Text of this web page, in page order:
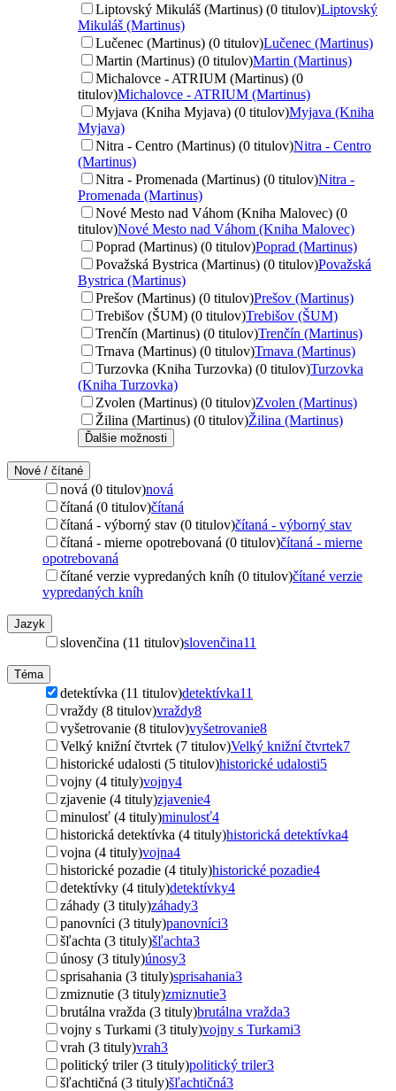
Liptovský Mikuláš (Martinus) (0 titulov)Liptovský
Mikuláš (Martinus)
Lučenec (Martinus) (0 titulov)Lučenec (Martinus)
Martin (Martinus) (0 titulov)Martin (Martinus)
Michalovce - ATRIUM (Martinus) (0
titulov)Michalovce - ATRIUM (Martinus)
Myjava (Kniha Myjava) (0 titulov)Myjava (Kniha
Myjava)
Nitra - Centro (Martinus) (0 titulov)Nitra - Centro
(Martinus)
Nitra - Promenada (Martinus) (0 titulov)Nitra -
Promenada (Martinus)
Nové Mesto nad Váhom (Kniha Malovec) (0
titulov)Nové Mesto nad Váhom (Kniha Malovec)
Poprad (Martinus) (0 titulov)Poprad (Martinus)
Považská Bystrica (Martinus) (0 titulov)Považská
Bystrica (Martinus)
Prešov (Martinus) (0 titulov)Prešov (Martinus)
Trebišov (ŠUM) (0 titulov)Trebišov (ŠUM)
Trenčín (Martinus) (0 titulov)Trenčín (Martinus)
Trnava (Martinus) (0 titulov)Trnava (Martinus)
Turzovka (Kniha Turzovka) (0 titulov)Turzovka
(Kniha Turzovka)
Zvolen (Martinus) (0 titulov)Zvolen (Martinus)
Žilina (Martinus) (0 titulov)Žilina (Martinus)
Ďalšie možnosti
Nové / čítané
nová (0 titulov)nová
čítaná (0 titulov)čítaná
čítaná - výborný stav (0 titulov)čítaná - výborný stav
čítaná - mierne opotrebovaná (0 titulov)čítaná - mierne
opotrebovaná
čítané verzie vypredaných kníh (0 titulov)čítané verzie
vypredaných kníh
Jazyk
slovenčina (11 titulov)slovenčina11
Téma
detektívka (11 titulov)detektívka11
vraždy (8 titulov)vraždy8
vyšetrovanie (8 titulov)vyšetrovanie8
Velký knižní čtvrtek (7 titulov)Velký knižní čtvrtek7
historické udalosti (5 titulov)historické udalosti5
vojny (4 tituly)vojny4
zjavenie (4 tituly)zjavenie4
minulosť (4 tituly)minulosť4
historická detektívka (4 tituly)historická detektívka4
vojna (4 tituly)vojna4
historické pozadie (4 tituly)historické pozadie4
detektívky (4 tituly)detektívky4
záhady (3 tituly)záhady3
panovníci (3 tituly)panovníci3
šľachta (3 tituly)šľachta3
únosy (3 tituly)únosy3
sprisahania (3 tituly)sprisahania3
zmiznutie (3 tituly)zmiznutie3
brutálna vražda (3 tituly)brutálna vražda3
vojny s Turkami (3 tituly)vojny s Turkami3
vrah (3 tituly)vrah3
politický triler (3 tituly)politický triler3
šľachtičná (3 tituly)šľachtičná3